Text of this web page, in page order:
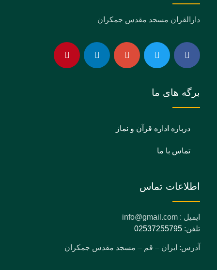
دارالقران مسجد مقدس جمکران
برگه های ما
درباره اداره قرآن و نماز
تماس با ما
اطلاعات تماس
ایمیل : info@gmail.com
تلفن: 02537255795
آدرس: ایران – قم – مسجد مقدس جمکران